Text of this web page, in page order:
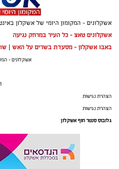
אשקלונים - המקומון היומי של אשקלון
אשקלונים טאצ - כל העיר במרחק נגיעה
באבו אשקלון - מסעדת בשרים על האש |
אשקלונים -
הצהרת נגישות
הצהרת נגישות
גלובוס סנטר חוף אשקלון